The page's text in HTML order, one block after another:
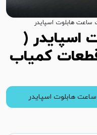
ساعت هابلوت اسپایدر
اسپایدر (
کمیاب
هابلوت اسپایدر